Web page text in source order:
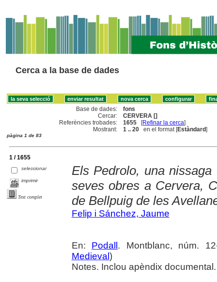
Cerca a la base de dades
Base de dades:
fons
Cercar:
CERVERA []
Referències trobades:
1655 [Refinar la cerca]
Mostrant:
1 .. 20 en el format [Estàndard]
pàgina 1 de 83
1 / 1655
seleccionar
imprimir
Text complet
Els Pedrolo, una
seves obres a Cervera,
de Bellpuig de les
Felip i Sánchez, Jaume
En: Podall . Montblanc, núm.
Medieval )
Notes. Inclou apèndix documental.